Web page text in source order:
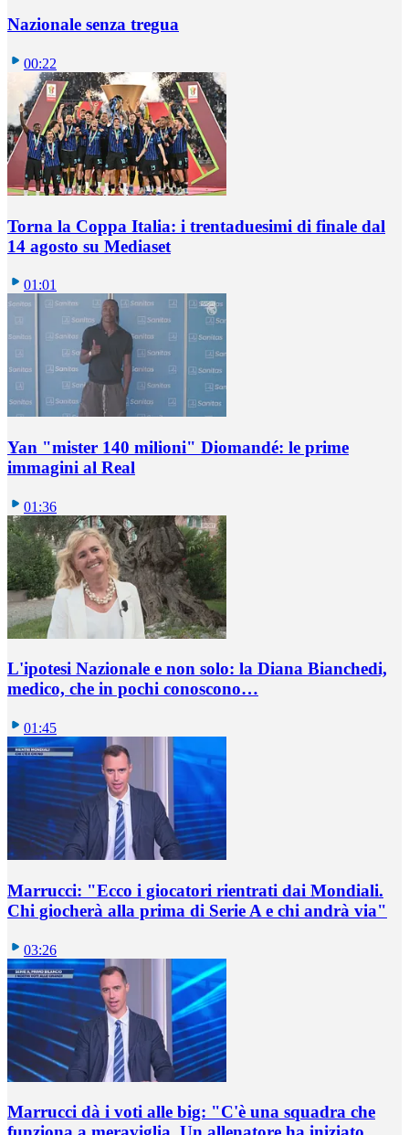
Nazionale senza tregua
00:22
Torna la Coppa Italia: i trentaduesimi di finale dal
14 agosto su Mediaset
01:01
Yan "mister 140 milioni" Diomandé: le prime
immagini al Real
01:36
L'ipotesi Nazionale e non solo: la Diana Bianchedi,
medico, che in pochi conoscono…
01:45
Marrucci: "Ecco i giocatori rientrati dai Mondiali.
Chi giocherà alla prima di Serie A e chi andrà via"
03:26
Marrucci dà i voti alle big: "C'è una squadra che